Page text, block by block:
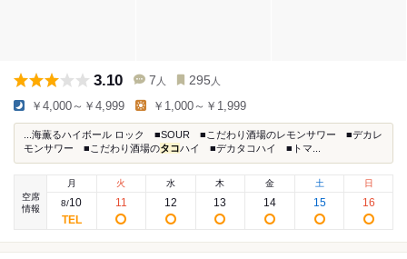
3.10 7 人 295 人
￥4,000～￥4,999 ￥1,000～￥1,999
...海薫るハイボール ロック ■SOUR ■こだわり酒場のレモンサワー ■デカレ
モンサワー ■こだわり酒場のタコハイ ■デカタコハイ ■トマ...
空席
情報
月
8/10
火
11
水
12
木
13
金
14
土
15
日
16